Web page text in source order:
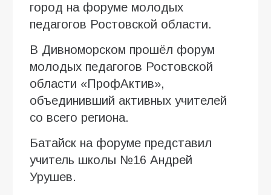
город на форуме молодых
педагогов Ростовской области.
В Дивноморском прошёл форум
молодых педагогов Ростовской
области «ПрофАктив»,
объединивший активных учителей
со всего региона.
Батайск на форуме представил
учитель школы №16 Андрей
Урушев.